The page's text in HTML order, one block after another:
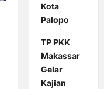
Kota
Palopo
TP PKK
Makassar
Gelar
Kajian